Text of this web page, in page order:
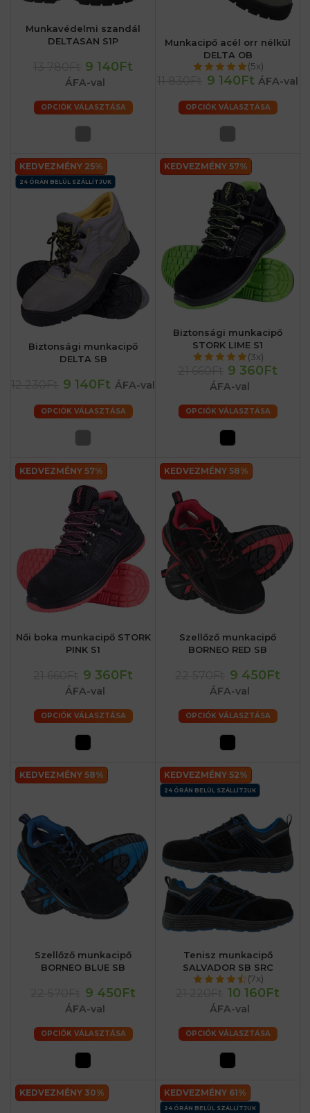
Munkavédelmi szandál
DELTASAN S1P
9 140Ft
ÁFA-val
OPCIÓK VÁLASZTÁSA
Munkacipő acél orr nélkül
DELTA OB
(5x)
9 140Ft ÁFA-val
OPCIÓK VÁLASZTÁSA
KEDVEZMÉNY 25%
24 ÓRÁN BELÜL SZÁLLÍTJUK
Biztonsági munkacipő
DELTA SB
9 140Ft ÁFA-val
OPCIÓK VÁLASZTÁSA
KEDVEZMÉNY 57%
Biztonsági munkacipő
STORK LIME S1
(3x)
9 360Ft
ÁFA-val
OPCIÓK VÁLASZTÁSA
KEDVEZMÉNY 57%
Női boka munkacipő STORK
PINK S1
9 360Ft
ÁFA-val
OPCIÓK VÁLASZTÁSA
KEDVEZMÉNY 58%
Szellőző munkacipő
BORNEO RED SB
9 450Ft
ÁFA-val
OPCIÓK VÁLASZTÁSA
KEDVEZMÉNY 58%
Szellőző munkacipő
BORNEO BLUE SB
9 450Ft
ÁFA-val
OPCIÓK VÁLASZTÁSA
KEDVEZMÉNY 52%
24 ÓRÁN BELÜL SZÁLLÍTJUK
Tenisz munkacipő
SALVADOR SB SRC
(7x)
10 160Ft
ÁFA-val
OPCIÓK VÁLASZTÁSA
KEDVEZMÉNY 30% KEDVEZMÉNY 61%
24 ÓRÁN BELÜL SZÁLLÍTJUK